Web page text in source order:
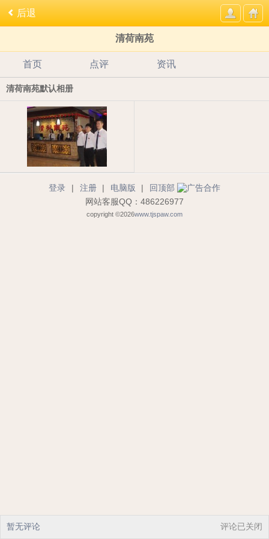
后退
清荷南苑
首页 点评 资讯
清荷南苑默认相册
评论已关闭
暂无评论
登录 | 注册 | 电脑版 |
回顶部
网站客服QQ：486226977
copyright ©2026www.tjspaw.com